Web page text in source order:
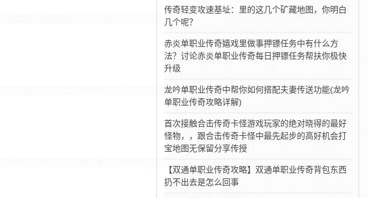
传奇轻变攻速基址：里的这几个矿藏地图，你明白
几个呢？
赤炎单职业传奇嬉戏里做事押镖任务中有什么方
法？讨论赤炎单职业传奇每日押镖任务帮扶你极快
升级
龙吟单职业传奇中帮你如何搭配夫妻传送功能(龙吟
单职业传奇攻略详解)
首次接触合击传奇卡怪游戏玩家的绝对晓得的最好
怪物，，跟合击传奇卡怪中最先起步的高好机会打
宝地图无保留分享传授
【双通单职业传奇攻略】双通单职业传奇背包东西
扔不出去是怎么回事